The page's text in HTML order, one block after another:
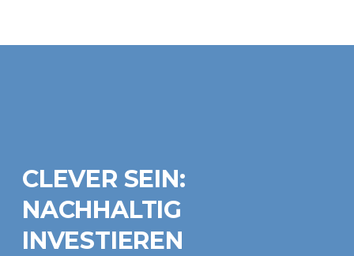
CLEVER SEIN:
NACHHALTIG
INVESTIEREN